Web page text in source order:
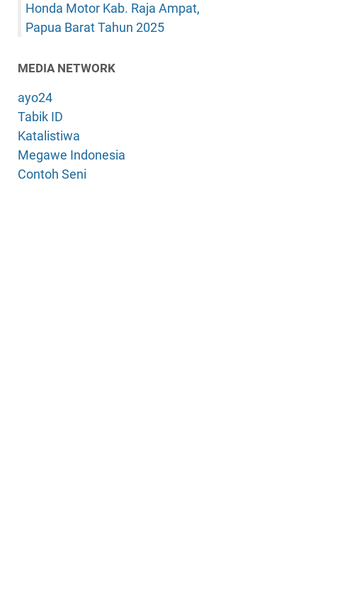
Honda Motor Kab. Raja Ampat,
Papua Barat Tahun 2025
MEDIA NETWORK
ayo24
Tabik ID
Katalistiwa
Megawe Indonesia
Contoh Seni